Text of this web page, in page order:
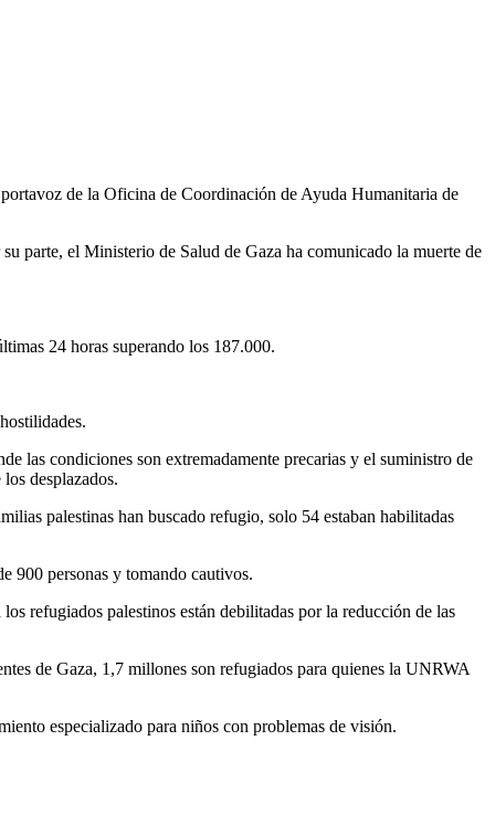
de la Oficina de Coordinación de Ayuda Humanitaria de
parte, el Ministerio de Salud de Gaza ha comunicado la muerte de
24 horas superando los 187.000.
las condiciones son extremadamente precarias y el suministro de
desplazados.
palestinas han buscado refugio, solo 54 estaban habilitadas
900 personas y tomando cautivos.
refugiados palestinos están debilitadas por la reducción de las
de Gaza, 1,7 millones son refugiados para quienes la UNRWA
especializado para niños con problemas de visión.